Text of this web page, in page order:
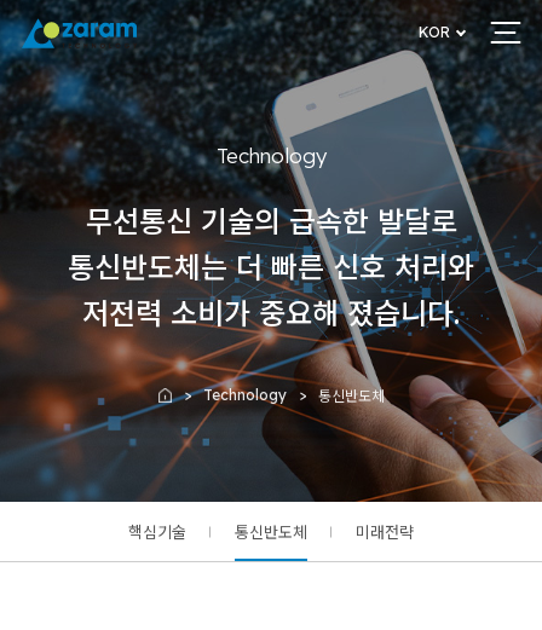
KOR
Technology
무선통신 기술의 급속한 발달로
통신반도체는 더 빠른 신호 처리와
저전력 소비가 중요해 졌습니다.
HomeTechnology 통신반도체
핵심기술 통신반도체 미래전략